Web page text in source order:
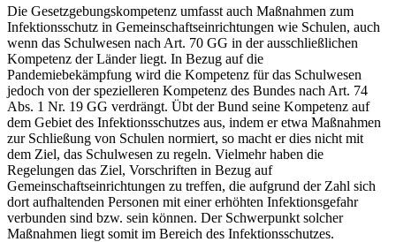
Die Gesetzgebungskompetenz umfasst auch Maßnahmen zum
Infektionsschutz in Gemeinschaftseinrichtungen wie Schulen, auch
wenn das Schulwesen nach Art. 70 GG in der ausschließlichen
Kompetenz der Länder liegt. In Bezug auf die
Pandemiebekämpfung wird die Kompetenz für das Schulwesen
jedoch von der spezielleren Kompetenz des Bundes nach Art. 74
Abs. 1 Nr. 19 GG verdrängt. Übt der Bund seine Kompetenz auf
dem Gebiet des Infektionsschutzes aus, indem er etwa Maßnahmen
zur Schließung von Schulen normiert, so macht er dies nicht mit
dem Ziel, das Schulwesen zu regeln. Vielmehr haben die
Regelungen das Ziel, Vorschriften in Bezug auf
Gemeinschaftseinrichtungen zu treffen, die aufgrund der Zahl sich
dort aufhaltenden Personen mit einer erhöhten Infektionsgefahr
verbunden sind bzw. sein können. Der Schwerpunkt solcher
Maßnahmen liegt somit im Bereich des Infektionsschutzes.